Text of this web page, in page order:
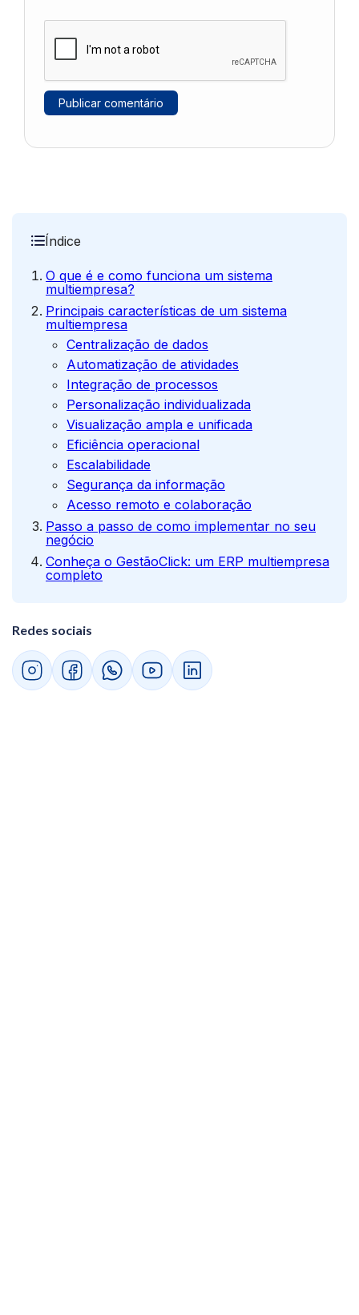
Índice
O que é e como funciona um sistema
multiempresa?
Principais características de um sistema
multiempresa
Centralização de dados
Automatização de atividades
Integração de processos
Personalização individualizada
Visualização ampla e unificada
Eficiência operacional
Escalabilidade
Segurança da informação
Acesso remoto e colaboração
Passo a passo de como implementar no seu
negócio
Conheça o GestãoClick: um ERP multiempresa
completo
Redes sociais